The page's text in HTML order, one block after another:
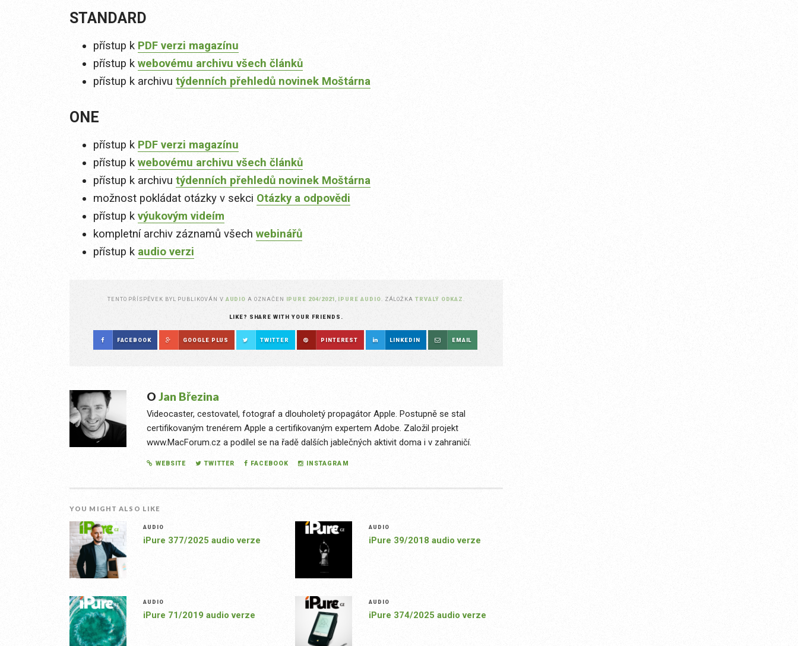
STANDARD
přístup k PDF verzi magazínu
přístup k webovému archivu všech článků
přístup k archivu týdenních přehledů novinek Moštárna
ONE
přístup k PDF verzi magazínu
přístup k webovému archivu všech článků
přístup k archivu týdenních přehledů novinek Moštárna
možnost pokládat otázky v sekci Otázky a odpovědi
přístup k výukovým videím
kompletní archiv záznamů všech webinářů
přístup k audio verzi
TENTO PŘÍSPĚVEK BYL PUBLIKOVÁN V AUDIO A OZNAČEN IPURE 204/2021 IPURE AUDIO . ZÁLOŽKATRVALÝ ODKAZ
LIKE? SHARE WITH YOUR FRIENDS.
FACEBOOK GOOGLE PLUS TWITTER PINTEREST LINKEDIN EMAIL
O Jan Březina
Videocaster, cestovatel, fotograf a dlouholetý propagátor Apple. Postupně se stal
certifikovaným trenérem Apple a certifikovaným expertem Adobe. Založil projekt
www.MacForum.cz a podílel se na řadě dalších jablečných aktivit doma i v zahraničí.
WEBSITE TWITTER FACEBOOK INSTAGRAM
YOU MIGHT ALSO LIKE
AUDIO
iPure 377/2025 audio verze
AUDIO
iPure 39/2018 audio verze
AUDIO
iPure 71/2019 audio verze
AUDIO
iPure 374/2025 audio verze